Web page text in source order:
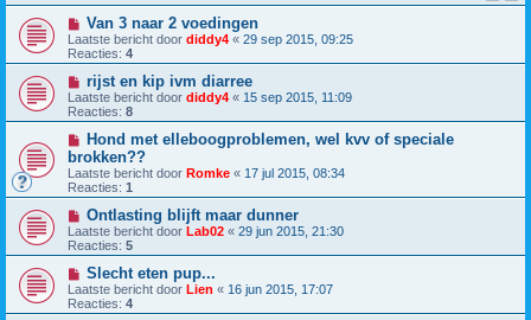
Van 3 naar 2 voedingen
Laatste bericht door diddy4 « 29 sep 2015, 09:25
Reacties: 4
rijst en kip ivm diarree
Laatste bericht door diddy4 « 15 sep 2015, 11:09
Reacties: 8
Hond met elleboogproblemen, wel kvv of speciale
brokken??
Laatste bericht door Romke « 17 jul 2015, 08:34
Reacties: 1
Ontlasting blijft maar dunner
Laatste bericht door Lab02 « 29 jun 2015, 21:30
Reacties: 5
Slecht eten pup...
Laatste bericht door Lien « 16 jun 2015, 17:07
Reacties: 4